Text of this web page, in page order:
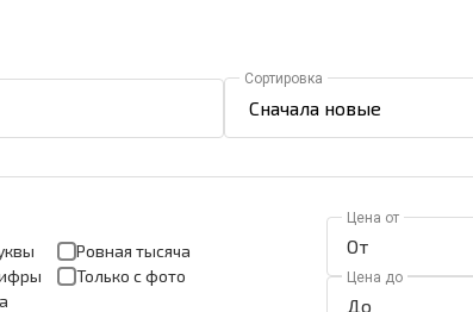
Сортировка
Ровная тысяча
Только с фото
Цена от
Цена до